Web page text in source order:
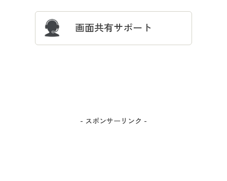
画面共有サポート
- スポンサーリンク -